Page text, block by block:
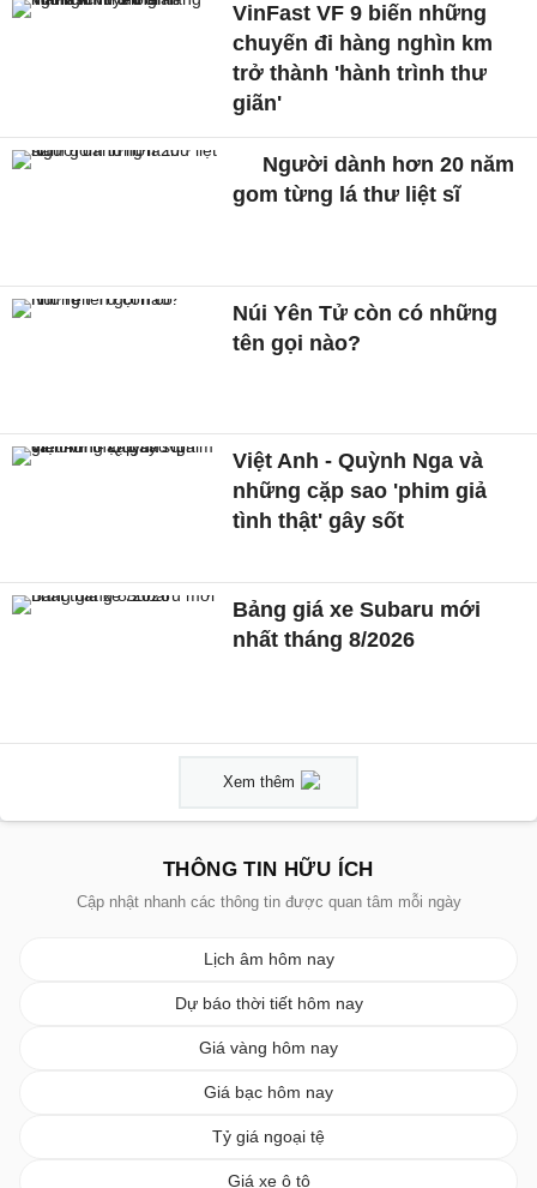
VinFast VF 9 biến những
chuyến đi hàng nghìn km
trở thành 'hành trình thư
giãn'
Người dành hơn 20 năm
gom từng lá thư liệt sĩ
Núi Yên Tử còn có những
tên gọi nào?
Việt Anh - Quỳnh Nga và
những cặp sao 'phim giả
tình thật' gây sốt
Bảng giá xe Subaru mới
nhất tháng 8/2026
Xem thêm
THÔNG TIN HỮU ÍCH
Cập nhật nhanh các thông tin được quan tâm mỗi ngày
Lịch âm hôm nay
Dự báo thời tiết hôm nay
Giá vàng hôm nay
Giá bạc hôm nay
Tỷ giá ngoại tệ
Giá xe ô tô